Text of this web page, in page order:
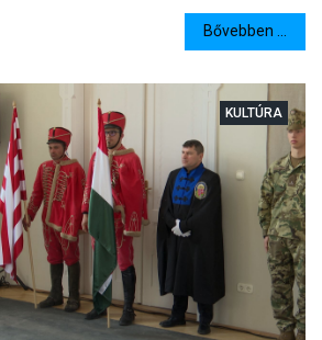
Bővebben ...
KULTÚRA